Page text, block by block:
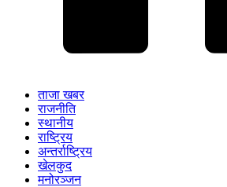
ताजा खबर
राजनीति
स्थानीय
राष्ट्रिय
अन्तर्राष्ट्रिय
खेलकुद
मनोरञ्जन